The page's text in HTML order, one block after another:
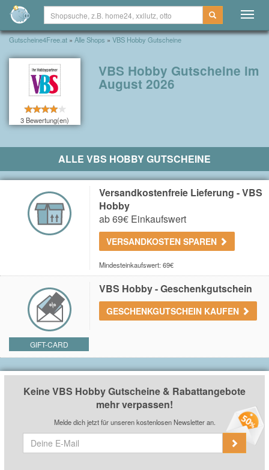
Gutscheine4Free.at » Alle Shops » VBS Hobby Gutscheine
3 Bewertung(en)
VBS Hobby Gutscheine im
August 2026
ALLE VBS HOBBY GUTSCHEINE
Versandkostenfreie Lieferung - VBS
Hobby
ab 69€ Einkaufswert
VERSANDKOSTEN SPAREN
Mindesteinkaufswert: 69€
GIFT-CARD
VBS Hobby - Geschenkgutschein
GESCHENKGUTSCHEIN KAUFEN
Keine VBS Hobby Gutscheine & Rabattangebote
mehr verpassen!
Melde dich jetzt für unseren kostenlosen Newsletter an.